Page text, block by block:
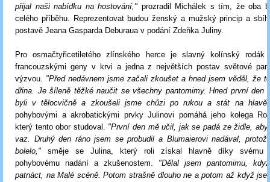
přijal naši nabídku na hostování," prozradil Michálek s tím, že oba
celého příběhu. Reprezentovat budou ženský a mužský princip a
postavě Jeana Gasparda Deburaua v podání Zdeňka Juliny.
Pro osmačtyřicetiletého zlínského herce je slavný kolínský
francouzskými geny v krvi a jedna z největších postav světové
výzvou. "Před nedávnem jsme začali zkoušet a hned jsem věděl, že
dřina. Je šíleně těžké naučit se všechny pantomimy. Hned první den
byli v tělocvičně a zkoušeli jsme chůzi po rukou a stát na
pohybovými a akrobatickými prvky Julinovi pomáhá jeho kolega
který tento obor studoval. "První den mě učil, jak se padá ze židle,
vaz. Druhý den ráno jsem se probudil a Blumaierovi nadával,
bolelo," směje se Julina, který roli získal hlavně díky svému
pohybovému nadání a zkušenostem. "Dělal jsem pantomimu,
patnáct, na Malé scéně. Potom strašně dlouho ne a potom až když